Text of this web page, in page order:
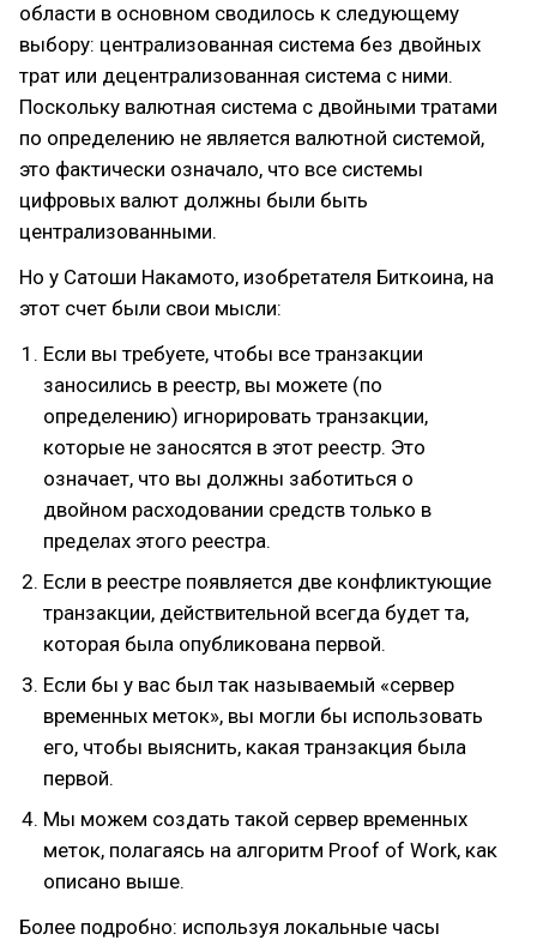
области в основном сводилось к следующему
выбору: централизованная система без двойных
трат или децентрализованная система с ними.
Поскольку валютная система с двойными тратами
по определению не является валютной системой,
это фактически означало, что все системы
цифровых валют должны были быть
централизованными.
Но у Сатоши Накамото, изобретателя Биткоина, на
этот счет были свои мысли:
Если вы требуете, чтобы все транзакции
заносились в реестр, вы можете (по
определению) игнорировать транзакции,
которые не заносятся в этот реестр. Это
означает, что вы должны заботиться о
двойном расходовании средств только в
пределах этого реестра.
Если в реестре появляется две конфликтующие
транзакции, действительной всегда будет та,
которая была опубликована первой.
Если бы у вас был так называемый «сервер
временных меток», вы могли бы использовать
его, чтобы выяснить, какая транзакция была
первой.
Мы можем создать такой сервер временных
меток, полагаясь на алгоритм Proof of Work, как
описано выше.
Более подробно: используя локальные часы